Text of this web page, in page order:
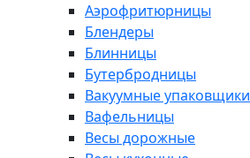
Аэрофритюрницы
Блендеры
Блинницы
Бутербродницы
Вакуумные упаковщики
Вафельницы
Весы дорожные